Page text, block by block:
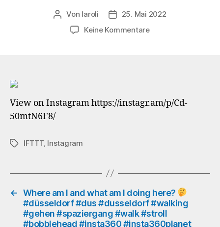
Beitragsautor
Von laroli Veröffentlichungsdatum
25. Mai 2022
Keine Kommentarezu
weekend
#instafun
#insta360
#insta360planet
#lifein360
View on Instagram https://instagr.am/p/Cd-
50mtN6F8/
Schlagwörter
IFTTT, Instagram
← Where am I and what am I doing here?
#düsseldorf #dus #dusseldorf #walking
#gehen #spaziergang #walk #stroll
#bobblehead #insta360 #insta360planet